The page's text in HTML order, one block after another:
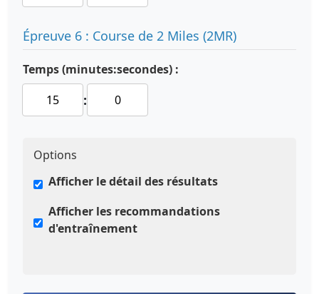
Épreuve 6 : Course de 2 Miles (2MR)
Temps (minutes:secondes) :
:
Options
Afficher le détail des résultats
Afficher les recommandations
d'entraînement